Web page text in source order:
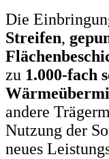
Die
Streifen,
zu 1.000-fach
andere
Nutzung der
neues